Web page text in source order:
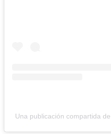
Una publicación compartida